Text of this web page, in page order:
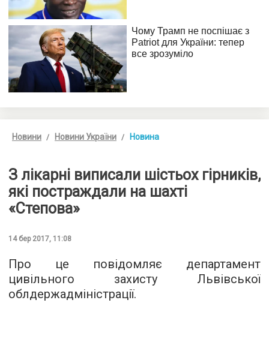
Новини Новини України Новина
З лікарні виписали шістьох гірників,
які постраждали на шахті
«Степова»
14 бер 2017, 11:08
Про це повідомляє департамент
цивільного захисту Львівської
облдержадміністрації.